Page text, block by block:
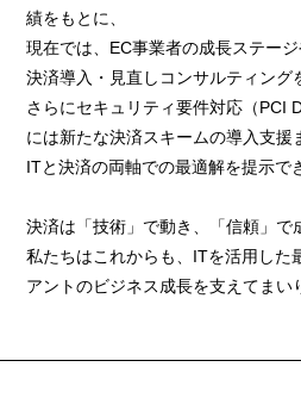
績をもとに、
現在では、EC事業者の成長ステー
決済導入・見直しコンサルティング
さらにセキュリティ要件対応（PCI
には新たな決済スキームの導入支援
ITと決済の両軸での最適解を提示で
決済は「技術」で動き、「信頼」で
私たちはこれからも、ITを活用した
アントのビジネス成長を支えてまい